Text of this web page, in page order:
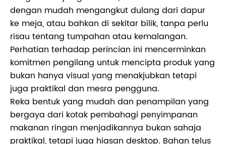
dengan mudah mengangkut dulang dari dapur
ke meja, atau bahkan di sekitar bilik, tanpa perlu
risau tentang tumpahan atau kemalangan.
Perhatian terhadap perincian ini mencerminkan
komitmen pengilang untuk mencipta produk yang
bukan hanya visual yang menakjubkan tetapi
juga praktikal dan mesra pengguna.
Reka bentuk yang mudah dan penampilan yang
bergaya dari kotak pembahagi penyimpanan
makanan ringan menjadikannya bukan sahaja
praktikal, tetapi juga hiasan desktop. Bahan telus